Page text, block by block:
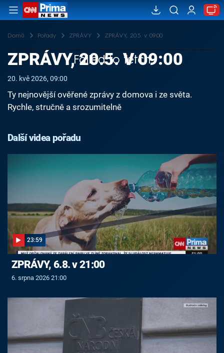
Domů Pořady ZPRÁVY ZPRÁVY, 20.5. v 09:00
Failed to fetch
ZPRÁVY, 20.5. V 09:00
20. kvě 2026, 09:00
Ty nejnovější ověřené zprávy z domova i ze světa.
Rychle, stručně a srozumitelně
Další videa pořadu
23:59
ZPRÁVY, 6.8. v 21:00
6. srpna 2026 21:00